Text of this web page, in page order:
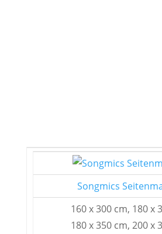
Songmics
160 x 300 cm, 180 x
180 x 350 cm, 200 x